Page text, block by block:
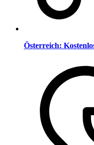
Österreich: